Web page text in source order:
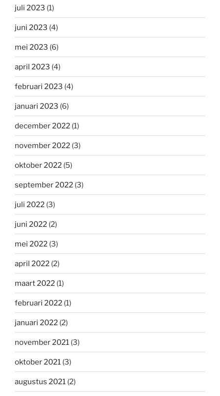
juli 2023 (1)
juni 2023 (4)
mei 2023 (6)
april 2023 (4)
februari 2023 (4)
januari 2023 (6)
december 2022 (1)
november 2022 (3)
oktober 2022 (5)
september 2022 (3)
juli 2022 (3)
juni 2022 (2)
mei 2022 (3)
april 2022 (2)
maart 2022 (1)
februari 2022 (1)
januari 2022 (2)
november 2021 (3)
oktober 2021 (3)
augustus 2021 (2)